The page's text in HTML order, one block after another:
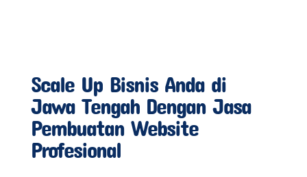
Scale Up Bisnis Anda di
Jawa Tengah Dengan Jasa
Pembuatan Website
Profesional